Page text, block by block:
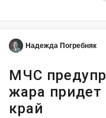
Надежда Погребняк
МЧС
жара придет
край